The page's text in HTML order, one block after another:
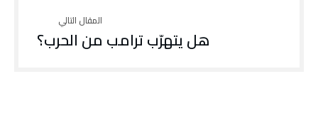
هل يتهرّب ترامب من الحرب؟